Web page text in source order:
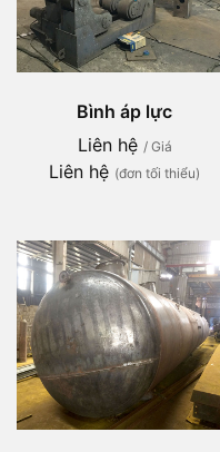
Bình áp lực
Liên hệ / Giá
Liên hệ (đơn tối thiểu)